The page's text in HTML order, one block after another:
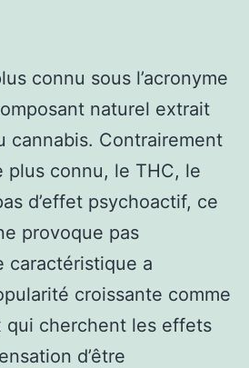
connu sous l’acronyme
naturel extrait
cannabis. Contrairement
plus connu, le THC, le
d’effet psychoactif, ce
provoque pas
caractéristique a
croissante comme
qui cherchent les effets
d’être